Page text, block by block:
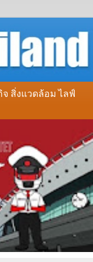
จ สิ่งแวดล้อม ไลฟ์